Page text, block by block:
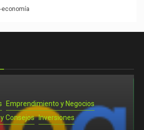
economía
Emprendimiento y Negocios
Consejos Inversiones